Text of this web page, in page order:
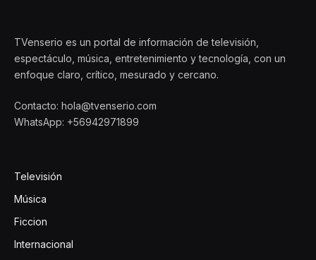
TVenserio es un portal de información de televisión,
espectáculo, música, entretenimiento y tecnología, con un
enfoque claro, crítico, mesurado y cercano.
Contacto: hola@tvenserio.com
WhatsApp: +56942971899
Televisión
Música
Ficcion
Internacional